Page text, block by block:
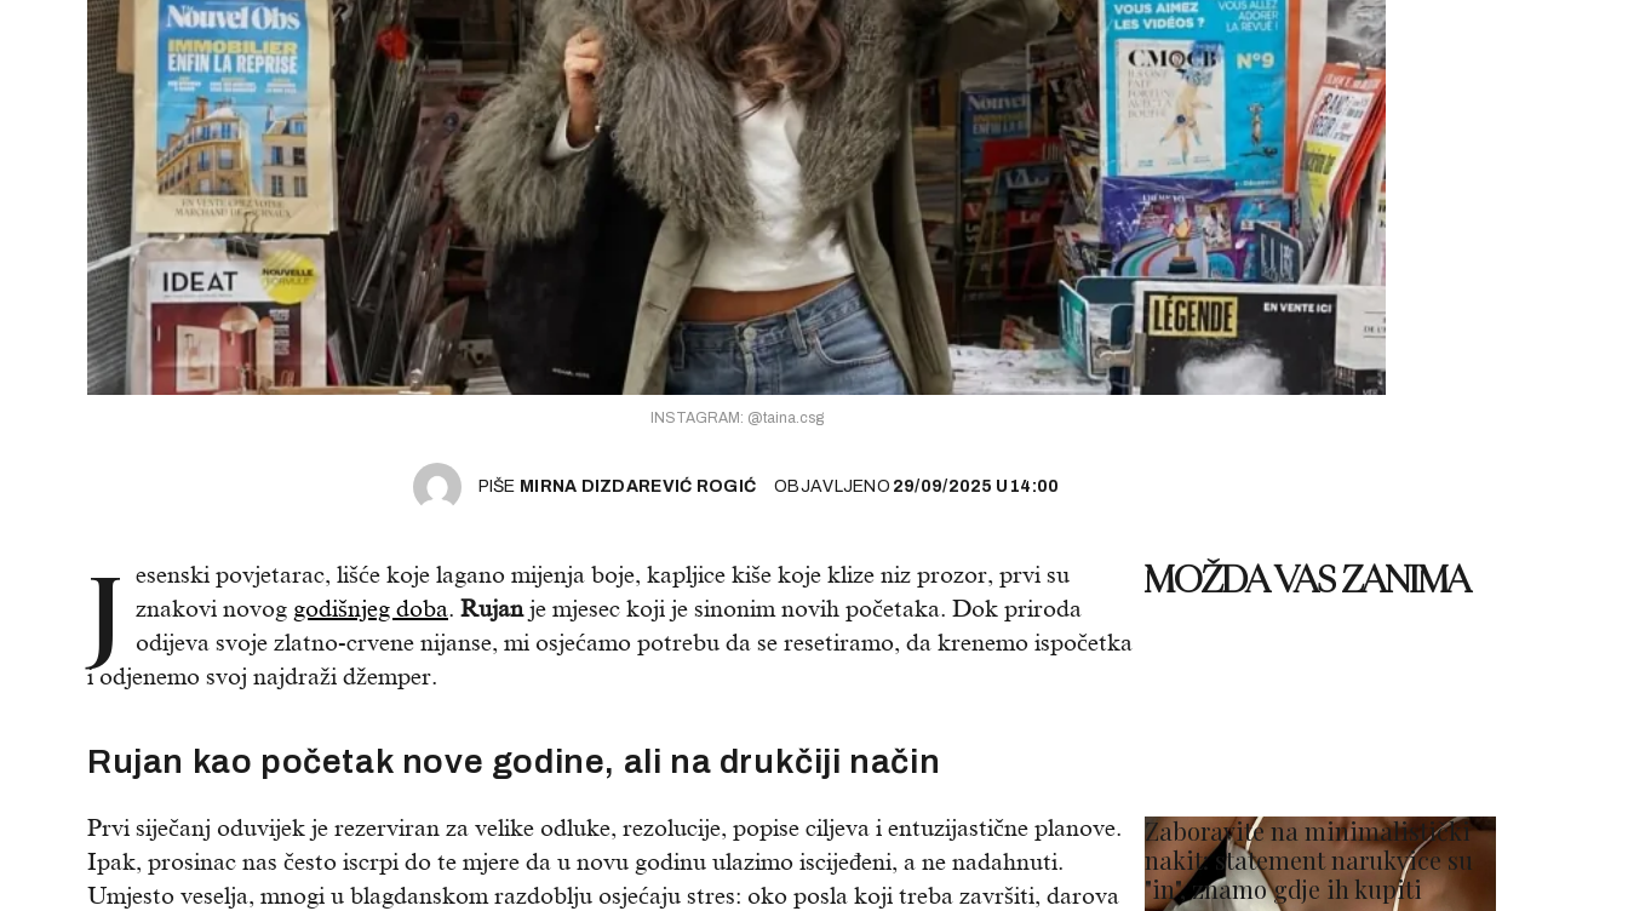
INSTAGRAM: @taina.csg
PIŠE MIRNA DIZDAREVIĆ ROGIĆ OBJAVLJENO 29/09/2025 U 14:00
J esenski povjetarac, lišće koje lagano mijenja boje, kapljice kiše koje klize niz prozor, prvi su
znakovi novog godišnjeg doba. Rujanje mjesec koji je sinonim novih početaka. Dok priroda
odijeva svoje zlatno-crvene nijanse, mi osjećamo potrebu da se resetiramo, da krenemo ispočetka
i odjenemo svoj najdraži džemper.
Rujan kao početak nove godine, ali na drukčiji način
Prvi siječanj oduvijek je rezerviran za velike odluke, rezolucije, popise ciljeva i entuzijastične planove.
Ipak, prosinac nas često iscrpi do te mjere da u novu godinu ulazimo iscijeđeni, a ne nadahnuti.
Umjesto veselja, mnogi u blagdanskom razdoblju osjećaju stres: oko posla koji treba završiti, darova
MOŽDA VAS ZANIMA
Zaboravite na minimalistički
nakit: statement narukvice su
"in", znamo gdje ih kupiti